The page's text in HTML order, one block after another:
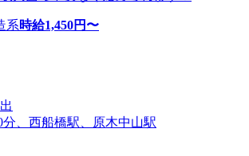
系時給1,450円〜
、西船橋駅、原木中山駅